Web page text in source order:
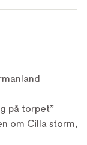
på torpet”
om Cilla storm,